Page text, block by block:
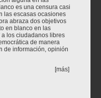
es una censura casi
las escasas ocasiones
abraza dos objetivos
en blanco en las
los ciudadanos libres
de manera
de información, opinión
[más]